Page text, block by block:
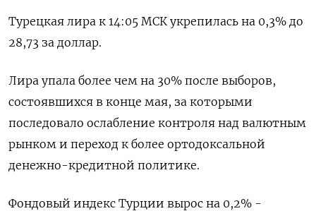
Турецкая лира к 14:05 МСК укрепилась на 0,3% до
28,73 за доллар.
Лира упала более чем на 30% после выборов,
состоявшихся в конце мая, за которыми
последовало ослабление контроля над валютным
рынком и переход к более ортодоксальной
денежно-кредитной политике.
Фондовый индекс Турции вырос на 0,2% -